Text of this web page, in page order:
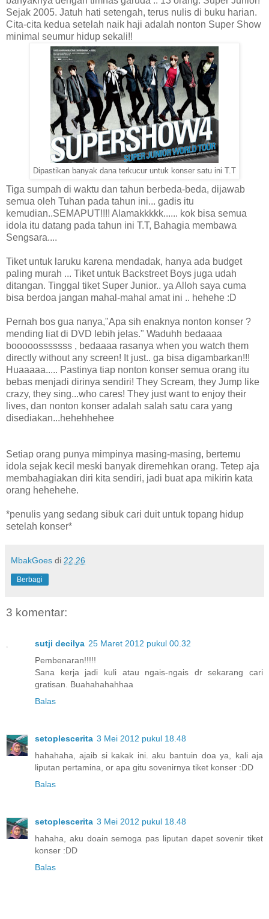
Sejak 2005. Jatuh hati setengah, terus nulis di buku harian.
Cita-cita kedua setelah naik haji adalah nonton Super Show
minimal seumur hidup sekali!!
Dipastikan banyak dana terkucur untuk konser satu ini T.T
Tiga sumpah di waktu dan tahun berbeda-beda, dijawab
semua oleh Tuhan pada tahun ini... gadis itu
kemudian..SEMAPUT!!!! Alamakkkkk...... kok bisa semua
idola itu datang pada tahun ini T.T, Bahagia membawa
Sengsara....
Tiket untuk laruku karena mendadak, hanya ada budget
paling murah ... Tiket untuk Backstreet Boys juga udah
ditangan. Tinggal tiket Super Junior.. ya Alloh saya cuma
bisa berdoa jangan mahal-mahal amat ini .. hehehe :D
Pernah bos gua nanya,"Apa sih enaknya nonton konser ?
mending liat di DVD lebih jelas." Waduhh bedaaaa
booooosssssss , bedaaaa rasanya when you watch them
directly without any screen! It just.. ga bisa digambarkan!!!
Huaaaaa..... Pastinya tiap nonton konser semua orang itu
bebas menjadi dirinya sendiri! They Scream, they Jump like
crazy, they sing...who cares! They just want to enjoy their
lives, dan nonton konser adalah salah satu cara yang
disediakan...hehehhehee
Setiap orang punya mimpinya masing-masing, bertemu
idola sejak kecil meski banyak diremehkan orang. Tetep aja
membahagiakan diri kita sendiri, jadi buat apa mikirin kata
orang hehehehe.
*penulis yang sedang sibuk cari duit untuk topang hidup
setelah konser*
MbakGoes di 22.26
Berbagi
3 komentar:
sutji decilya 25 Maret 2012 pukul 00.32
Pembenaran!!!!!
Sana kerja jadi kuli atau ngais-ngais dr sekarang cari
gratisan. Buahahahahhaa
Balas
setoplescerita 3 Mei 2012 pukul 18.48
hahahaha, ajaib si kakak ini. aku bantuin doa ya, kali aja
liputan pertamina, or apa gitu sovenirnya tiket konser :DD
Balas
setoplescerita 3 Mei 2012 pukul 18.48
hahaha, aku doain semoga pas liputan dapet sovenir tiket
konser :DD
Balas